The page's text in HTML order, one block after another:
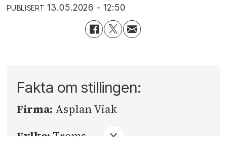
PUBLISERT 13.05.2026 - 12:50
Fakta om stillingen:
Firma: Asplan Viak
Fylke: Troms